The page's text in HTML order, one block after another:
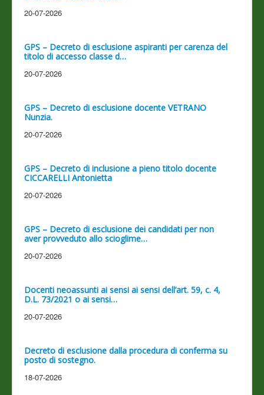
20-07-2026
GPS – Decreto di esclusione aspiranti per carenza del
titolo di accesso classe d…
20-07-2026
GPS – Decreto di esclusione docente VETRANO
Nunzia.
20-07-2026
GPS – Decreto di inclusione a pieno titolo docente
CICCARELLI Antonietta
20-07-2026
GPS – Decreto di esclusione dei candidati per non
aver provveduto allo scioglime…
20-07-2026
Docenti neoassunti ai sensi ai sensi dell’art. 59, c. 4,
D.L. 73/2021 o ai sensi…
20-07-2026
Decreto di esclusione dalla procedura di conferma su
posto di sostegno.
18-07-2026